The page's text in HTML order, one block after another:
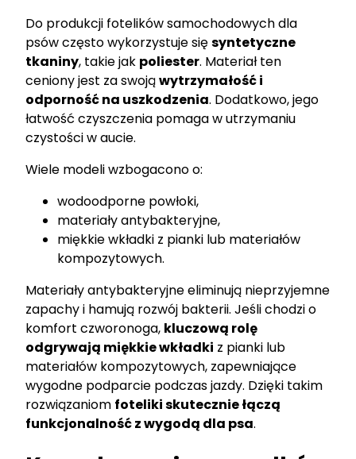
Do produkcji fotelików samochodowych dla
psów często wykorzystuje sięsyntetyczne
tkaniny, takie jak poliester. Materiał ten
ceniony jest za swojąwytrzymałość i
odporność na uszkodzenia. Dodatkowo, jego
łatwość czyszczenia pomaga w utrzymaniu
czystości w aucie.
Wiele modeli wzbogacono o:
wodoodporne powłoki,
materiały antybakteryjne,
miękkie wkładki z pianki lub materiałów
kompozytowych.
Materiały antybakteryjne eliminują nieprzyjemne
zapachy i hamują rozwój bakterii. Jeśli chodzi o
komfort czworonoga, kluczową rolę
odgrywają miękkie wkładki z pianki lub
materiałów kompozytowych, zapewniające
wygodne podparcie podczas jazdy. Dzięki takim
rozwiązaniom foteliki skutecznie łączą
funkcjonalność z wygodą dla psa.